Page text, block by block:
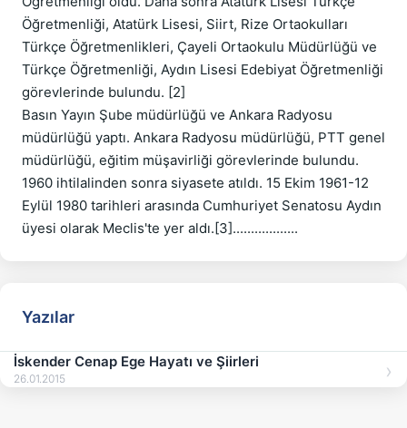
Öğretmenliği, Atatürk Lisesi, Siirt, Rize Ortaokulları
Türkçe Öğretmenlikleri, Çayeli Ortaokulu Müdürlüğü ve
Türkçe Öğretmenliği, Aydın Lisesi Edebiyat Öğretmenliği
görevlerinde bulundu. [2]
Basın Yayın Şube müdürlüğü ve Ankara Radyosu
müdürlüğü yaptı. Ankara Radyosu müdürlüğü, PTT genel
müdürlüğü, eğitim müşavirliği görevlerinde bulundu.
1960 ihtilalinden sonra siyasete atıldı. 15 Ekim 1961-12
Eylül 1980 tarihleri arasında Cumhuriyet Senatosu Aydın
Yazılar
İskender Cenap Ege Hayatı ve Şiirleri
26.01.2015